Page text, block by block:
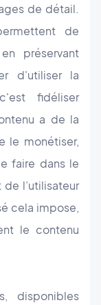
de détail.
de
préservant
d'utiliser la
fidéliser
a de la
le monétiser,
faire dans le
l’utilisateur
cela impose,
le contenu
disponibles